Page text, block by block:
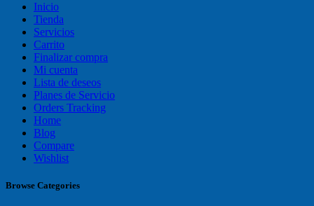
Inicio
Tienda
Servicios
Carrito
Finalizar compra
Mi cuenta
Lista de deseos
Planes de Servicio
Orders Tracking
Home
Blog
Compare
Wishlist
Browse Categories